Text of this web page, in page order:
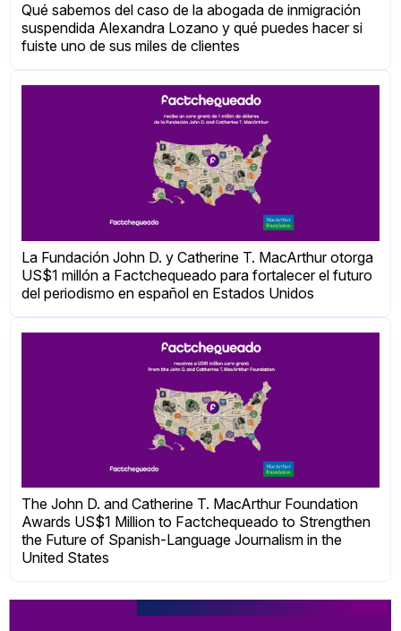
Qué sabemos del caso de la abogada de inmigración
suspendida Alexandra Lozano y qué puedes hacer si
fuiste uno de sus miles de clientes
La Fundación John D. y Catherine T. MacArthur otorga
US$1 millón a Factchequeado para fortalecer el futuro
del periodismo en español en Estados Unidos
The John D. and Catherine T. MacArthur Foundation
Awards US$1 Million to Factchequeado to Strengthen
the Future of Spanish-Language Journalism in the
United States